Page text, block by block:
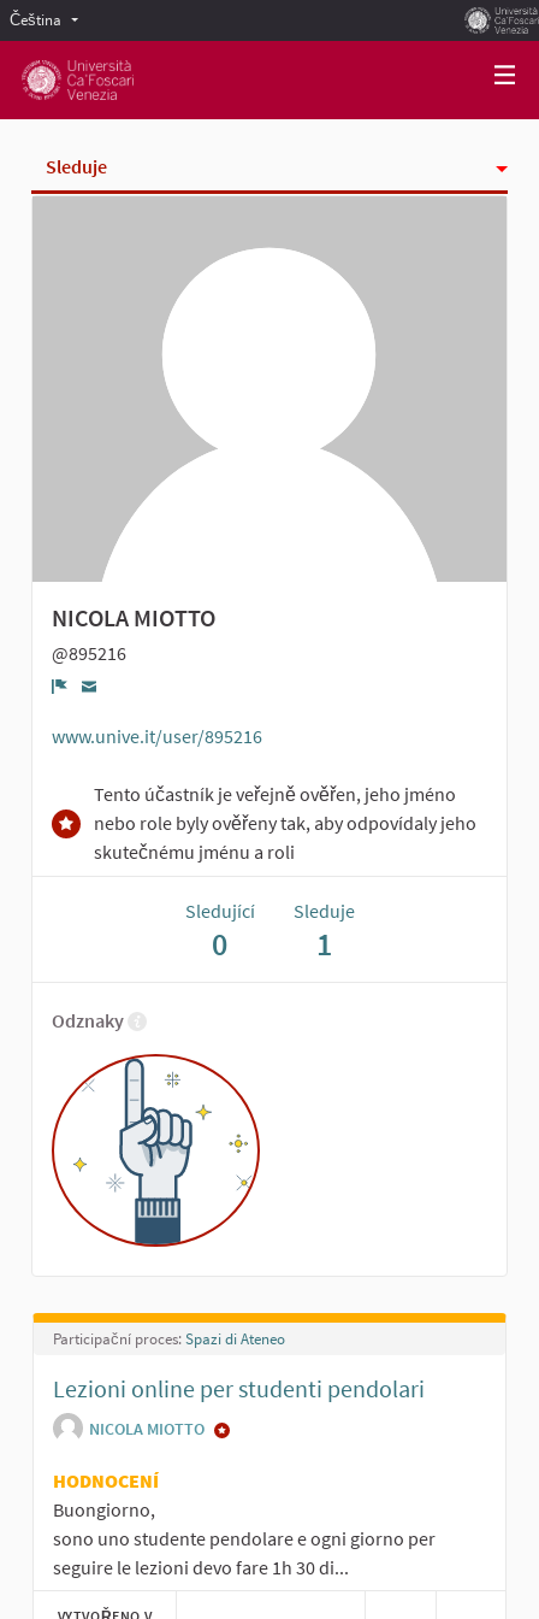
Čeština Scegli la lingua
Sleduje
NICOLA MIOTTO
@895216
www.unive.it/user/895216
Tento účastník je veřejně ověřen, jeho jméno
nebo role byly ověřeny tak, aby odpovídaly jeho
skutečnému jménu a roli
Sledující
0
Sleduje
1
Odznaky
Participační proces:Spazi di Ateneo
Lezioni online per studenti pendolari
NICOLA MIOTTO
HODNOCENÍ
Buongiorno,
sono uno studente pendolare e ogni giorno per
seguire le lezioni devo fare 1h 30 di...